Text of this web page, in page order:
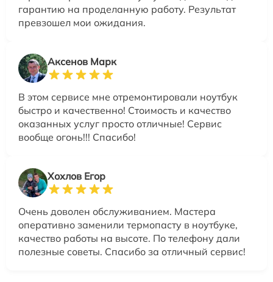
гарантию на проделанную работу. Результат
превзошел мои ожидания.
Аксенов Марк
В этом сервисе мне отремонтировали ноутбук
быстро и качественно! Стоимость и качество
оказанных услуг просто отличные! Сервис
вообще огонь!!! Спасибо!
Хохлов Егор
Очень доволен обслуживанием. Мастера
оперативно заменили термопасту в ноутбуке,
качество работы на высоте. По телефону дали
полезные советы. Спасибо за отличный сервис!